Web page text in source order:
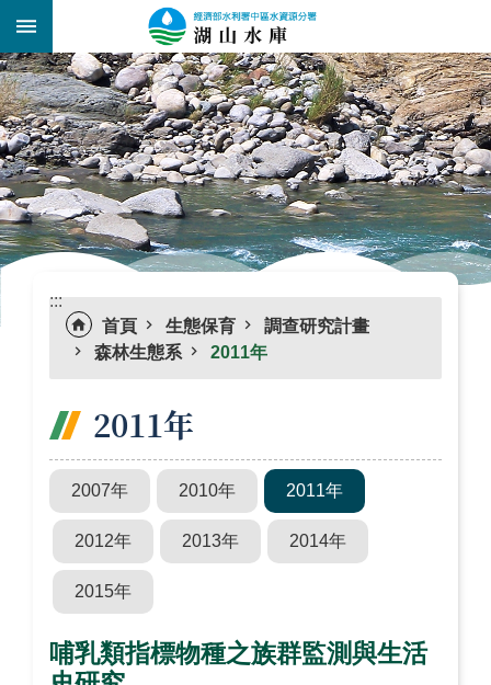
跳到主要內容區塊
::: _
:::
首頁
生態保育
調查研究計畫
森林生態系
2011年
2011年
2007年 2010年 2011年
2012年 2013年 2014年
2015年
哺乳類指標物種之族群監測與生活